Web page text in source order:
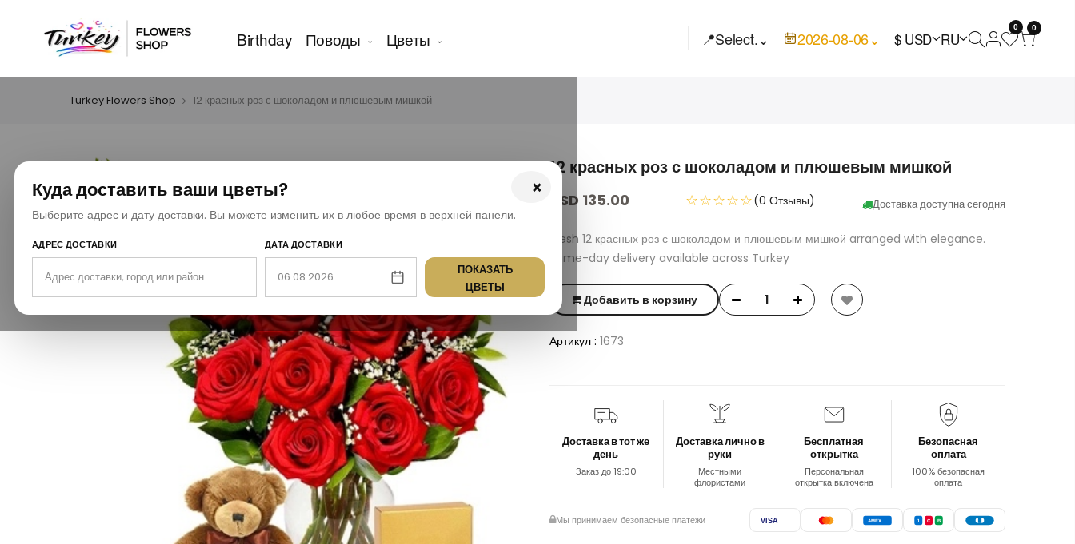
Birthday Поводы Цветы 📍Select.⌄ 2026-08-06⌄ $ USD RU
0 0
×
Куда доставить ваши цветы?
Выберите адрес и дату доставки. Вы можете изменить их в любое время в верхней панели.
АДРЕС ДОСТАВКИ ДАТА ДОСТАВКИ
ПОКАЗАТЬ
ЦВЕТЫ
Turkey Flowers Shop 12 красных роз с шоколадом и плюшевым мишкой
12 красных роз с шоколадом и плюшевым мишкой
USD 135.00 Доставка доступна сегодня
☆☆☆☆☆(0 Отзывы)
Fresh 12 красных роз с шоколадом и плюшевым мишкой arranged with elegance.
Same-day delivery available across Turkey
Добавить в корзину
Артикул : 1673
Доставка в тот же
день
Заказ до 19:00
Доставка лично в
руки
Местными
флористами
Бесплатная
открытка
Персональная
открытка включена
Безопасная
оплата
100% безопасная
оплата
Мы принимаем безопасные платежи VISA AMEX J C B